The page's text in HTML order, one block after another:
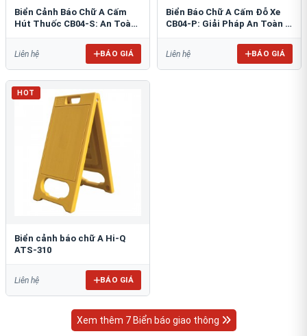
Biển Cảnh Báo Chữ A Cấm
Hút Thuốc CB04-S: An Toàn
Liên hệ BÁO GIÁ
Biển Báo Chữ A Cấm Đỗ Xe
CB04-P: Giải Pháp An Toàn &
Liên hệ BÁO GIÁ
HOT
Biển cảnh báo chữ A Hi-Q
ATS-310
Liên hệ BÁO GIÁ
Xem thêm 7 Biển báo giao thông